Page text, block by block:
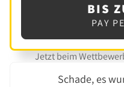
BIS
PAY
Jetzt beim
Schade, es